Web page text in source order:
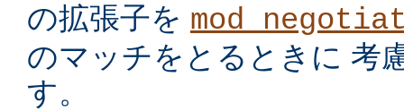
の拡張子を
のマッチをとるときに 考
す。